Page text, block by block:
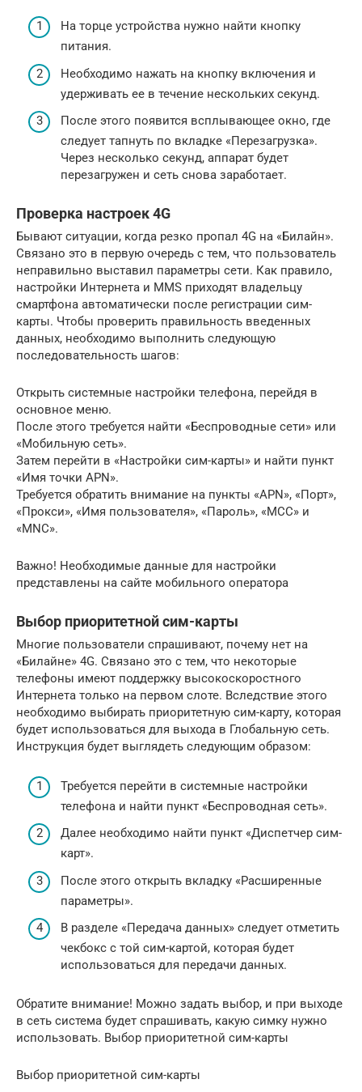
На торце устройства нужно найти кнопку
питания.
Необходимо нажать на кнопку включения и
удерживать ее в течение нескольких секунд.
После этого появится всплывающее окно, где
следует тапнуть по вкладке «Перезагрузка».
Через несколько секунд, аппарат будет
перезагружен и сеть снова заработает.
Проверка настроек 4G
Бывают ситуации, когда резко пропал 4G на «Билайн».
Связано это в первую очередь с тем, что пользователь
неправильно выставил параметры сети. Как правило,
настройки Интернета и MMS приходят владельцу
смартфона автоматически после регистрации сим-
карты. Чтобы проверить правильность введенных
данных, необходимо выполнить следующую
последовательность шагов:
Открыть системные настройки телефона, перейдя в
основное меню.
После этого требуется найти «Беспроводные сети» или
«Мобильную сеть».
Затем перейти в «Настройки сим-карты» и найти пункт
«Имя точки APN».
Требуется обратить внимание на пункты «APN», «Порт»,
«Прокси», «Имя пользователя», «Пароль», «MCC» и
«MNC».
Важно! Необходимые данные для настройки
представлены на сайте мобильного оператора
Выбор приоритетной сим-карты
Многие пользователи спрашивают, почему нет на
«Билайне» 4G. Связано это с тем, что некоторые
телефоны имеют поддержку высокоскоростного
Интернета только на первом слоте. Вследствие этого
необходимо выбирать приоритетную сим-карту, которая
будет использоваться для выхода в Глобальную сеть.
Инструкция будет выглядеть следующим образом:
Требуется перейти в системные настройки
телефона и найти пункт «Беспроводная сеть».
Далее необходимо найти пункт «Диспетчер сим-
карт».
После этого открыть вкладку «Расширенные
параметры».
В разделе «Передача данных» следует отметить
чекбокс с той сим-картой, которая будет
использоваться для передачи данных.
Обратите внимание! Можно задать выбор, и при выходе
в сеть система будет спрашивать, какую симку нужно
использовать. Выбор приоритетной сим-карты
Выбор приоритетной сим-карты